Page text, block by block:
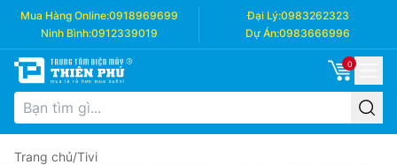
Mua Hàng Online:0918969699 Đại Lý:0983262323
Ninh Bình:0912339019 Dự Án:0983666996
0
Trang chủ/Tivi